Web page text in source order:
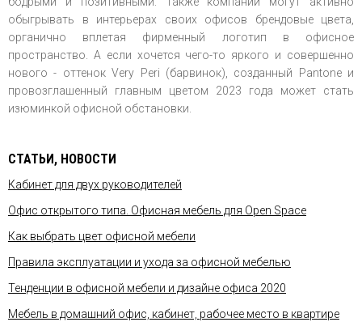
обыгрывать в интерьерах своих офисов брендовые цвета,
органично вплетая фирменный логотип в офисное
пространство. А если хочется чего-то яркого и совершенно
нового - оттенок Very Peri (барвинок), созданный Pantone и
провозглашенный главным цветом 2023 года может стать
изюминкой офисной обстановки.
СТАТЬИ, НОВОСТИ
Кабинет для двух руководителей
Офис открытого типа. Офисная мебель для Open Space
Как выбрать цвет офисной мебели
Правила эксплуатации и ухода за офисной мебелью
Тенденции в офисной мебели и дизайне офиса 2020
Мебель в домашний офис, кабинет, рабочее место в квартире